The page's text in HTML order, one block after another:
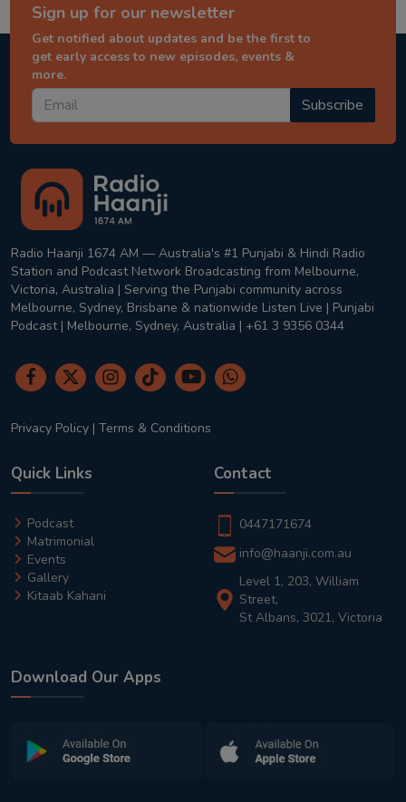
Sign up for our newsletter
Get notified about updates and be the first to
get early access to new episodes, events &
more.
Subscribe
Radio Haanji 1674 AM — Australia's #1 Punjabi & Hindi Radio
Station and Podcast Network Broadcasting from Melbourne,
Victoria, Australia | Serving the Punjabi community across
Melbourne, Sydney, Brisbane & nationwide Listen Live | Punjabi
Podcast | Melbourne, Sydney, Australia | +61 3 9356 0344
Privacy Policy | Terms & Conditions
Quick Links
Podcast
Matrimonial
Events
Gallery
Kitaab Kahani
Contact
0447171674
info@haanji.com.au
Level 1, 203, William
Street,
St Albans, 3021, Victoria
Download Our Apps